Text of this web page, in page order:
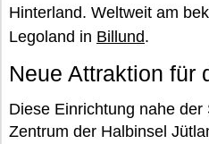
Hinterland. Weltweit am
Legoland in Billund.
Neue Attraktion für
Diese Einrichtung nahe
Zentrum der Halbinsel